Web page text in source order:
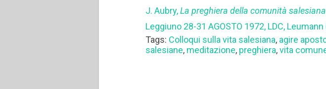
J. Aubry,La preghiera della comunità
Leggiuno 28-31 AGOSTO 1972, LDC,
Tags: Colloqui sulla vita salesiana, agire
salesiane, meditazione, preghiera,vita